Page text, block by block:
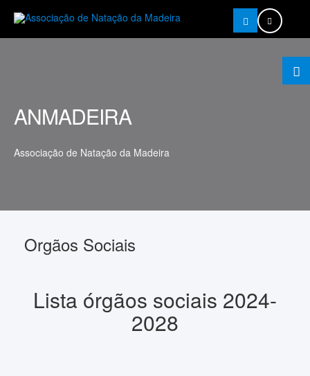
ANMADEIRA
Associação de Natação da Madeira
Orgãos Sociais
Lista órgãos sociais 2024-
2028